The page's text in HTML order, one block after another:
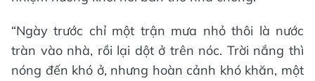
“Ngày trước chỉ một trận mưa nhỏ thôi là nước
tràn vào nhà, rồi lại dột ở trên nóc. Trời nắng thì
nóng đến khó ở, nhưng hoàn cảnh khó khăn, một